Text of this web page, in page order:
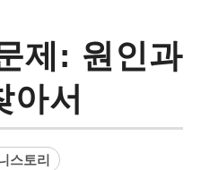
제: 원인과
아서
스토리